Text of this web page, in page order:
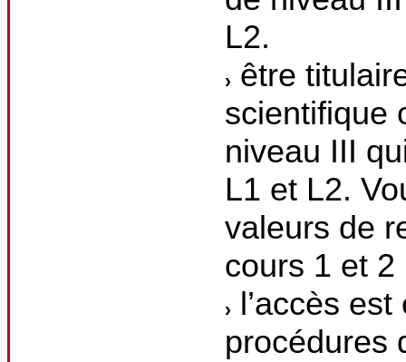
L2.
être
scientifique
niveau III
L1 et L2.
valeurs de
cours 1 et 2
l’accès
procédures